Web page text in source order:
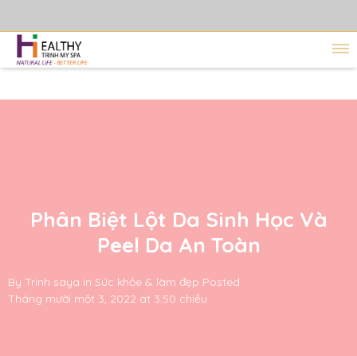
Phân Biệt Lột Da Sinh Học Và
Peel Da An Toàn
By Trinh saya in Sức khỏe & làm đẹp Posted
Tháng mười một 3, 2022 at 3:50 chiều